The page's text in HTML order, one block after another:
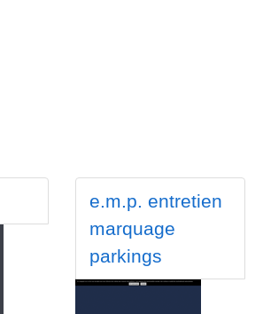
e.m.p. entretien
marquage
parkings